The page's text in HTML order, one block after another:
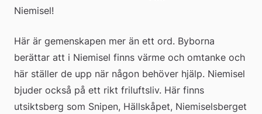
Niemisel!
Här är gemenskapen mer än ett ord. Byborna
berättar att i Niemisel finns värme och omtanke och
här ställer de upp när någon behöver hjälp. Niemisel
bjuder också på ett rikt friluftsliv. Här finns
utsiktsberg som Snipen, Hällskåpet, Niemiselsberget